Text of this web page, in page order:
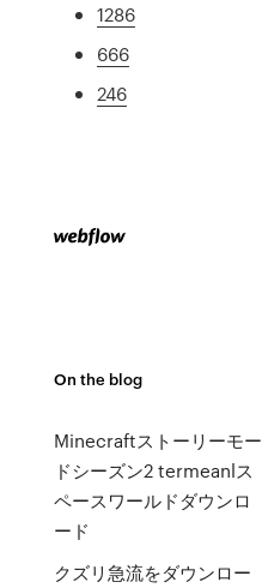
1286
666
246
On the blog
Minecraftストーリーモー
ドシーズン2 termeanlス
ペースワールドダウンロ
ード
クズリ急流をダウンロー